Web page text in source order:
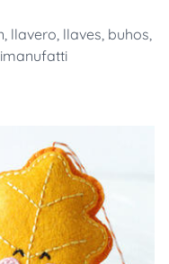
, llavero, llaves, buhos,
imanufatti